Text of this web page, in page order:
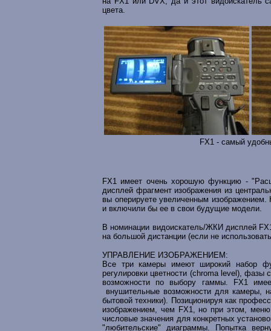
цвета.
FX1 - самый
FX1 имеет очень хорошую функцию -
дисплей фрагмент изображения из
вы оперируете увеличенным
и включили бы ее в свои будущие модели.
В номинации видоискатель/ЖКИ дисплей
на большой дистанции (если не
УПРАВЛЕНИЕ ИЗОБРАЖЕНИЕМ:
Все три камеры имеют широкий набор
регулировки цветности (chroma level), фазы
возможности по выбору гаммы. FX1
внушительные возможности для камеры,
бытовой техники). Позиционируя как
изображением, чем FX1, но при этом,
числовые значения для конкретных
"любительские" диаграммы. Попытка